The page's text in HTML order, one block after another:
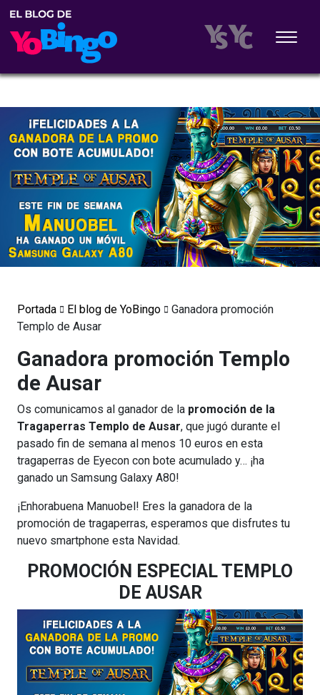
Portada El blog de YoBingo
Ganadora promoción
Templo de Ausar
Ganadora promoción Templo
de Ausar
Os comunicamos al ganador de la promoción de la
Tragaperras Templo de Ausar, que jugó durante el
pasado fin de semana al menos 10 euros en esta
tragaperras de Eyecon con bote acumulado y… ¡ha
ganado un Samsung Galaxy A80!
¡Enhorabuena Manuobel! Eres la ganadora de la
promoción de tragaperras, esperamos que disfrutes tu
nuevo smartphone esta Navidad.
PROMOCIÓN ESPECIAL TEMPLO
DE AUSAR